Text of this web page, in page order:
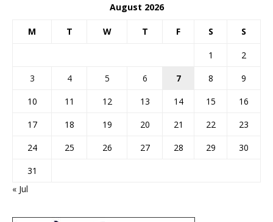
August 2026
M T W T F S S
1
2
3
4 5 6 7 8
9
10
11 12 13 14 15
16
17
18 19 20 21 22
23
24
25 26 27 28 29
30
31
« Jul